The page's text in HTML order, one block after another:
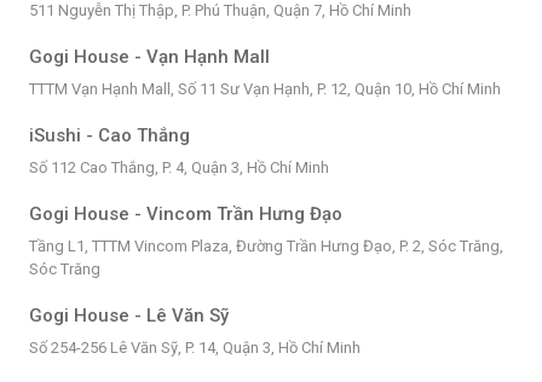
511 Nguyễn Thị Thập, P. Phú Thuận, Quận 7, Hồ Chí Minh
Gogi House - Vạn Hạnh Mall
TTTM Vạn Hạnh Mall, Số 11 Sư Vạn Hạnh, P. 12, Quận 10, Hồ Chí Minh
iSushi - Cao Thắng
Số 112 Cao Thắng, P. 4, Quận 3, Hồ Chí Minh
Gogi House - Vincom Trần Hưng Đạo
Tầng L1, TTTM Vincom Plaza, Đường Trần Hưng Đạo, P. 2, Sóc Trăng,
Sóc Trăng
Gogi House - Lê Văn Sỹ
Số 254-256 Lê Văn Sỹ, P. 14, Quận 3, Hồ Chí Minh